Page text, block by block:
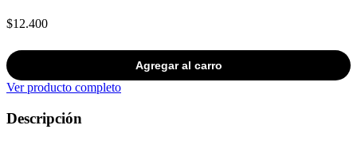
$12.400
Agregar al carro
Ver producto completo
Descripción